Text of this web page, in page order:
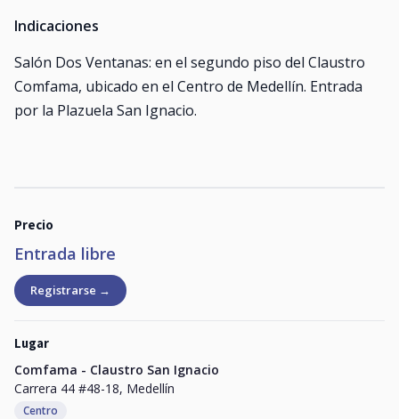
Indicaciones
Salón Dos Ventanas: en el segundo piso del Claustro
Comfama, ubicado en el Centro de Medellín. Entrada
por la Plazuela San Ignacio.
Precio
Entrada libre
Registrarse →
Lugar
Comfama - Claustro San Ignacio
Carrera 44 #48-18, Medellín
Centro